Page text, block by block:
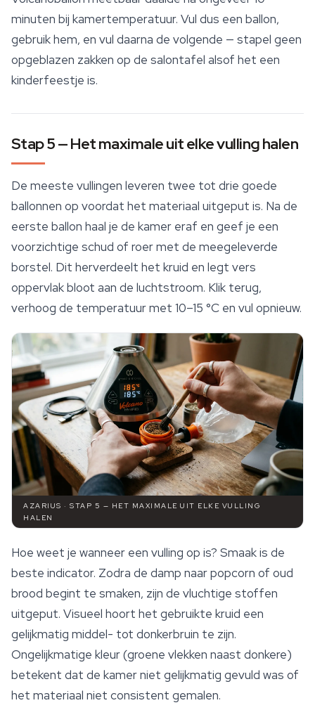
minuten bij kamertemperatuur. Vul dus een ballon,
gebruik hem, en vul daarna de volgende — stapel geen
opgeblazen zakken op de salontafel alsof het een
kinderfeestje is.
Stap 5 — Het maximale uit elke vulling halen
De meeste vullingen leveren twee tot drie goede
ballonnen op voordat het materiaal uitgeput is. Na de
eerste ballon haal je de kamer eraf en geef je een
voorzichtige schud of roer met de meegeleverde
borstel. Dit herverdeelt het kruid en legt vers
oppervlak bloot aan de luchtstroom. Klik terug,
verhoog de temperatuur met 10–15 °C en vul opnieuw.
AZARIUS · STAP 5 — HET MAXIMALE UIT ELKE VULLING
HALEN
Hoe weet je wanneer een vulling op is? Smaak is de
beste indicator. Zodra de damp naar popcorn of oud
brood begint te smaken, zijn de vluchtige stoffen
uitgeput. Visueel hoort het gebruikte kruid een
gelijkmatig middel- tot donkerbruin te zijn.
Ongelijkmatige kleur (groene vlekken naast donkere)
betekent dat de kamer niet gelijkmatig gevuld was of
het materiaal niet consistent gemalen.